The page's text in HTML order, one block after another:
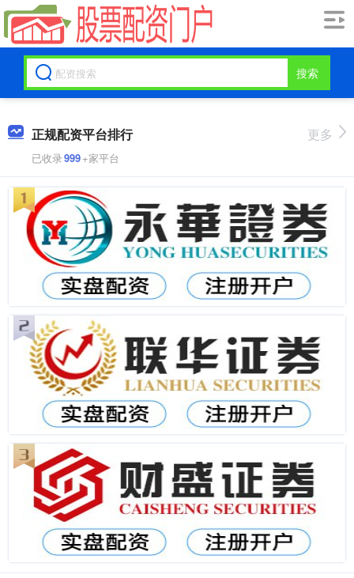
搜索
正规配资平台排行
已收录999+家平台
更多